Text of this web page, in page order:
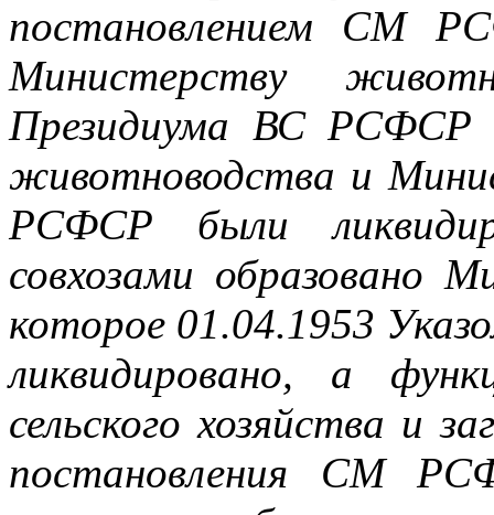
постановлением СМ
Министерству
Президиума ВС РСФСР
животноводства и
РСФСР были
совхозами образовано
которое 01.04.1953
ликвидировано, а
сельского хозяйства и
постановления СМ